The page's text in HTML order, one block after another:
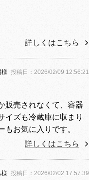
詳しくはこちら
様 投稿日：2026/02/09 12:56:21
販売されなくて、容器
イズも冷蔵庫に収まり
お気に入りです。
詳しくはこちら
様 投稿日：2026/02/02 17:57:39